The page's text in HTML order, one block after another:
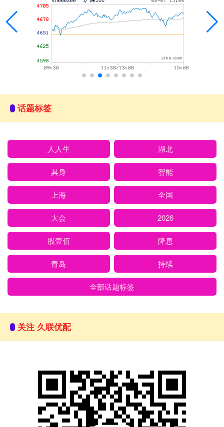
话题标签
人人生 湖北
具身 智能
上海 全国
大会 2026
股壹佰 降息
青岛 持续
全部话题标签
关注 久联优配